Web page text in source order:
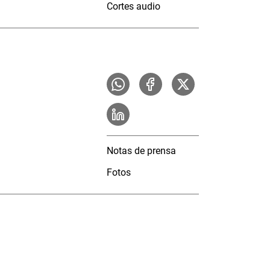
Cortes audio
Notas de prensa
Fotos